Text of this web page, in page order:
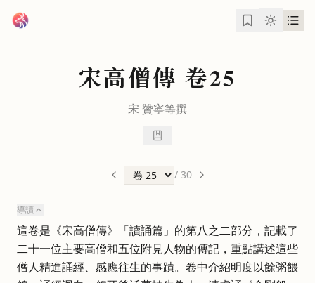
宋高僧傳 卷25
宋 贊寧等撰
/ 30
導讀
這卷是《宋高僧傳》「讀誦篇」的第八之二部分，記載了
二十一位主要高僧和五位附見人物的傳記，重點講述這些
僧人精進誦經、感應往生的事蹟。卷中介紹明度以餘粥餵